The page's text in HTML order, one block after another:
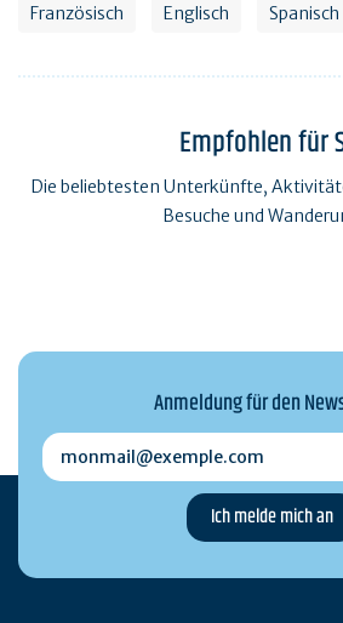
Französisch Englisch Spanisch
Empfohlen für
Die beliebtesten Unterkünfte,
Besuche und
Anmeldung für den
monmail@exemple.com